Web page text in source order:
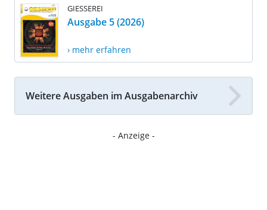
GIESSEREI
Ausgabe 5 (2026)
› mehr erfahren
Weitere Ausgaben im Ausgabenarchiv
- Anzeige -